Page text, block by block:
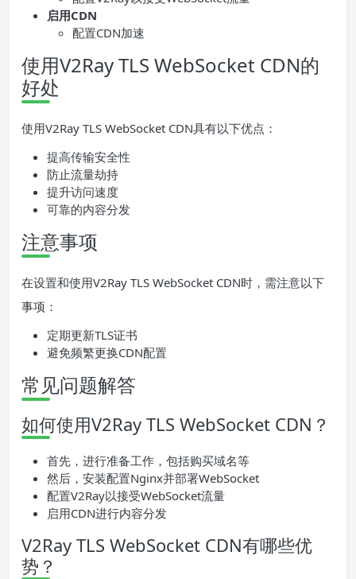
启用CDN
配置CDN加速
使用V2Ray TLS WebSocket CDN的
好处
使用V2Ray TLS WebSocket CDN具有以下优点：
提高传输安全性
防止流量劫持
提升访问速度
可靠的内容分发
注意事项
在设置和使用V2Ray TLS WebSocket CDN时，需注意以下
事项：
定期更新TLS证书
避免频繁更换CDN配置
常见问题解答
如何使用V2Ray TLS WebSocket CDN？
首先，进行准备工作，包括购买域名等
然后，安装配置Nginx并部署WebSocket
配置V2Ray以接受WebSocket流量
启用CDN进行内容分发
V2Ray TLS WebSocket CDN有哪些优
势？